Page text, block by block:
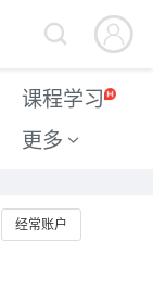


课程学习
更多 
经常账户